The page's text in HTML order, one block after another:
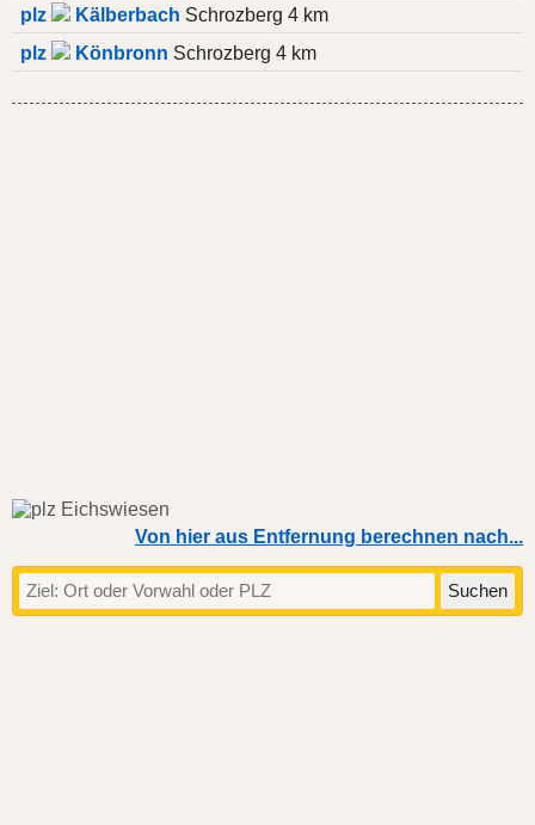
plz
Kälberbach Schrozberg 4 km
plz
Könbronn Schrozberg 4 km
Von hier aus Entfernung berechnen nach...